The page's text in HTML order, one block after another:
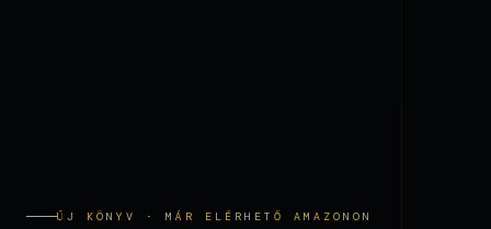
ÚJ KÖNYV · MÁR ELÉRHETŐ AMAZONON